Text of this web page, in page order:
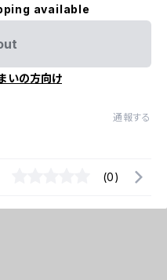
available
いの方向け
通報する
(0)